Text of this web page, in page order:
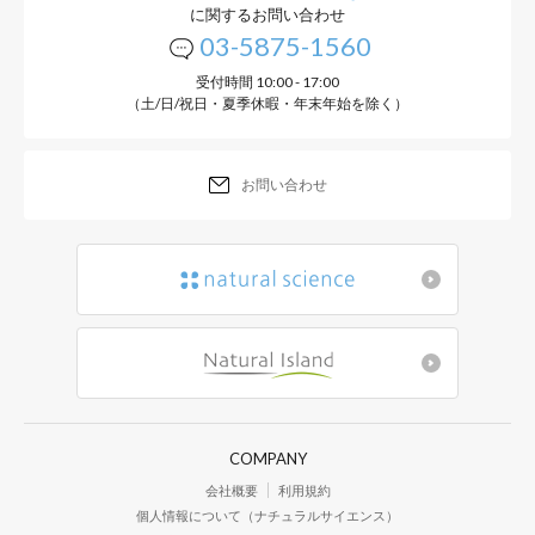
に関するお問い合わせ
03-5875-1560
受付時間 10:00 - 17:00
（土/日/祝日・夏季休暇・年末年始を除く）
お問い合わせ
COMPANY
会社概要
利用規約
個人情報について（ナチュラルサイエンス）